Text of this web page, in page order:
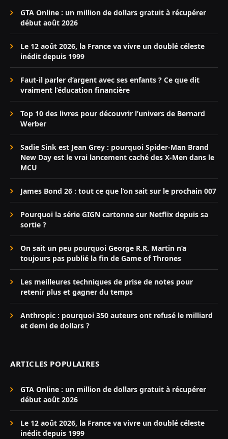
GTA Online : un million de dollars gratuit à récupérer
début août 2026
Le 12 août 2026, la France va vivre un doublé céleste
inédit depuis 1999
Faut-il parler d’argent avec ses enfants ? Ce que dit
vraiment l’éducation financière
Top 10 des livres pour découvrir l’univers de Bernard
Werber
Sadie Sink est Jean Grey : pourquoi Spider-Man Brand
New Day est le vrai lancement caché des X-Men dans le
MCU
James Bond 26 : tout ce que l’on sait sur le prochain 007
Pourquoi la série GIGN cartonne sur Netflix depuis sa
sortie ?
On sait un peu pourquoi George R.R. Martin n’a
toujours pas publié la fin de Game of Thrones
Les meilleures techniques de prise de notes pour
retenir plus et gagner du temps
Anthropic : pourquoi 350 auteurs ont refusé le milliard
et demi de dollars ?
ARTICLES POPULAIRES
GTA Online : un million de dollars gratuit à récupérer
début août 2026
Le 12 août 2026, la France va vivre un doublé céleste
inédit depuis 1999